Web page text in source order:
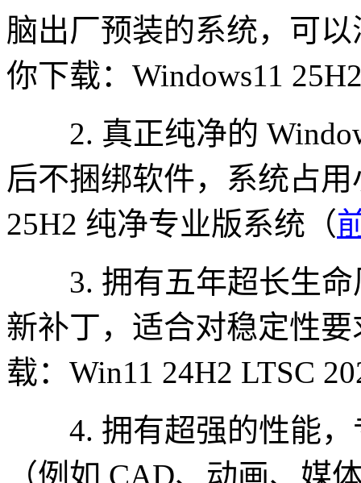
脑出厂预装的系统，可
你下载：Windows11
2. 真正纯净的
后不捆绑软件，系统占
25H2 纯净专业版系统（
3. 拥有五年超长生命
新补丁，适合对稳定性
载：Win11 24H2 LTSC
4. 拥有超强的性能，
（例如 CAD、动画、媒